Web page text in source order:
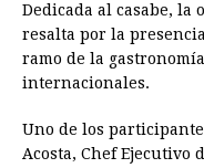
Dedicada al casabe, la
resalta por la
ramo de la
internacionales.
Uno de los
Acosta, Chef Ejecutivo